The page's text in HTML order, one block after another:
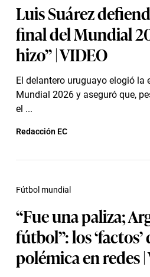
Luis Suárez
final del Mundial
hizo” | VIDEO
El delantero uruguayo elogió la
Mundial 2026 y aseguró que,
el ...
Redacción EC
“Fue una paliza;
fútbol”: los
polémica en redes
Fútbol mundial